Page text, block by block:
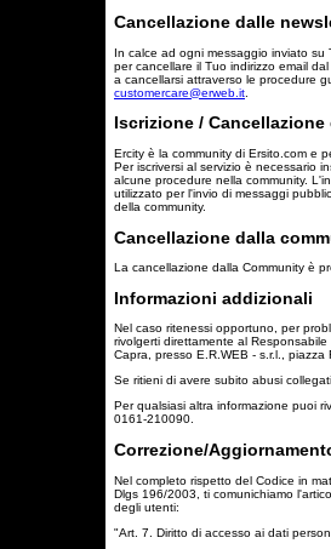
Cancellazione dalle
In calce ad ogni messaggio inviato su
per cancellare il Tuo indirizzo email
a cancellarsi attraverso le procedure
customercare@erweb.it
Iscrizione /
Ercity è la community di Ersito.com e
Per iscriversi al servizio è necessario
alcune procedure nella community.
utilizzato per l'invio di messaggi
della community.
Cancellazione dalla
La cancellazione dalla Community è
Informazioni addizionali
Nel caso ritenessi opportuno, per
rivolgerti direttamente al
Capra, presso E.R.WEB - s.r.l.,
Se ritieni di avere subito abusi
Per qualsiasi altra informazione puoi
0161-210090.
Correzione/
Nel completo rispetto del Codice in
Dlgs 196/2003, ti comunichiamo
degli utenti:
"Art. 7. Diritto di accesso ai dati